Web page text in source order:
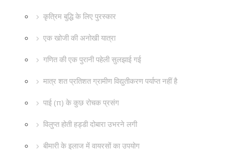
कृत्रिम बुद्धि के लिए पुरस्कार
एक खोजी की अनोखी यात्रा
गणित की एक पुरानी पहेली सुलझाई गई
मात्र शत प्रतिशत ग्रामीण विद्युतीकरण पर्याप्त नहीं है
पाई (π) के कुछ रोचक प्रसंग
विलुप्त होती हड्डी दोबारा उभरने लगी
बीमारी के इलाज में वायरसों का उपयोग